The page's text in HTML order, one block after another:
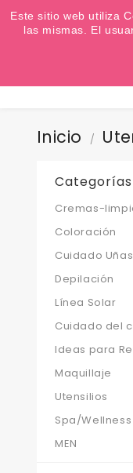
¿Quiere
Inicio
Categorías
Cremas-
Coloración
Cuidado Uñas
Depilación
Línea Solar
Cuidado del
Ideas para
Maquillaje
Utensilios
Spa/Wellness
MEN
Este sitio web utiliza
las mismas. El